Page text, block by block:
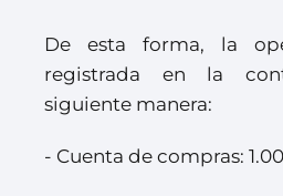
De esta forma, la
registrada en la
siguiente manera:
- Cuenta de compras: